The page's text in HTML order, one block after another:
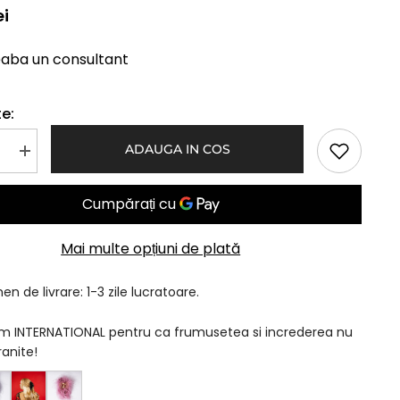
un consultant
Mareste
cantitatea
pentru
Crem
ADAUGA IN COS
Mai multe opțiuni de plată
de livrare: 1-3 zile lucratoare.
INTERNATIONAL pentru ca frumusetea si increderea nu